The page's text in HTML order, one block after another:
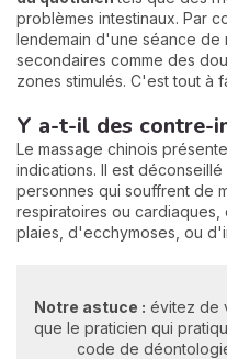
problèmes intestinaux. Par
lendemain d'une séance de
secondaires comme des
zones stimulés. C'est tout à
Y a-t-il des contre-
Le massage chinois
indications. Il est
personnes qui souffrent de
respiratoires ou
plaies, d'ecchymoses, ou
Notre astuce : évitez de
que le praticien qui
code de